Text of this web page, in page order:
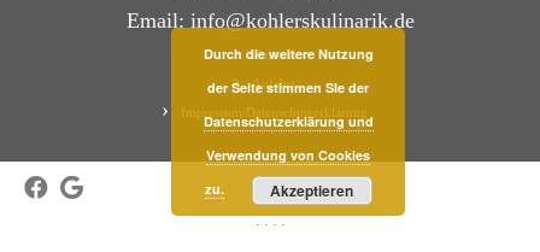
Email: info@kohlerskulinarik.de
Kontakt
Anfahrt
· · · ·
Durch die weitere Nutzung
der Seite stimmen SIe der
Datenschutzerklärung und
Verwendung von Cookies
zu.
Akzeptieren